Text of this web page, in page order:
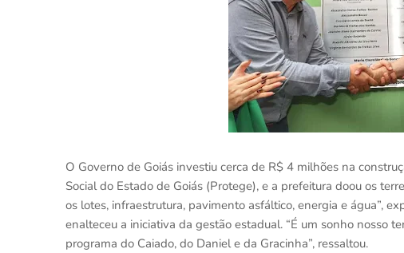
O Governo de Goiás investiu cerca de R$ 4 milhões na
Social do Estado de Goiás (Protege), e a prefeitura doou os
os lotes, infraestrutura, pavimento asfáltico, energia e água”,
enalteceu a iniciativa da gestão estadual. “É um sonho nosso
programa do Caiado, do Daniel e da Gracinha”, ressaltou.